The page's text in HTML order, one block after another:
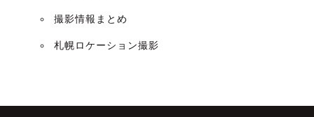
撮影情報まとめ
札幌ロケーション撮影